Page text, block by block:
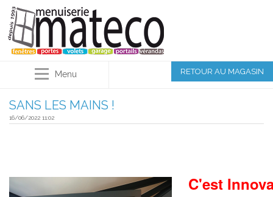
Menu RETOUR AU MAGASIN
SANS LES MAINS !
16/06/2022 11:02
C'est